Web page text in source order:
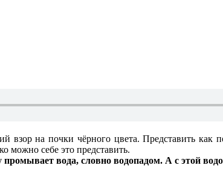
взор на почки чёрного цвета. Представить как
можно себе это представить.
вода, словно водопадом. А с этой